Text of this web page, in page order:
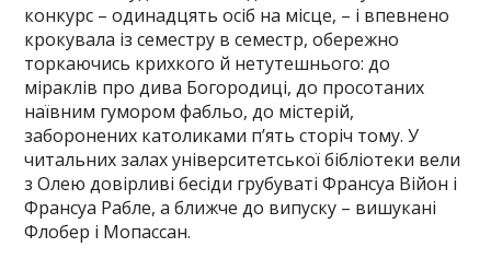
конкурс – одинадцять осіб на місце, – і впевнено
крокувала із семестру в семестр, обережно
торкаючись крихкого й нетутешнього: до
міраклів про дива Богородиці, до просотаних
наївним гумором фабльо, до містерій,
заборонених католиками п’ять сторіч тому. У
читальних залах університетської бібліотеки вели
з Олею довірливі бесіди грубуваті Франсуа Війон і
Франсуа Рабле, а ближче до випуску – вишукані
Флобер і Мопассан.